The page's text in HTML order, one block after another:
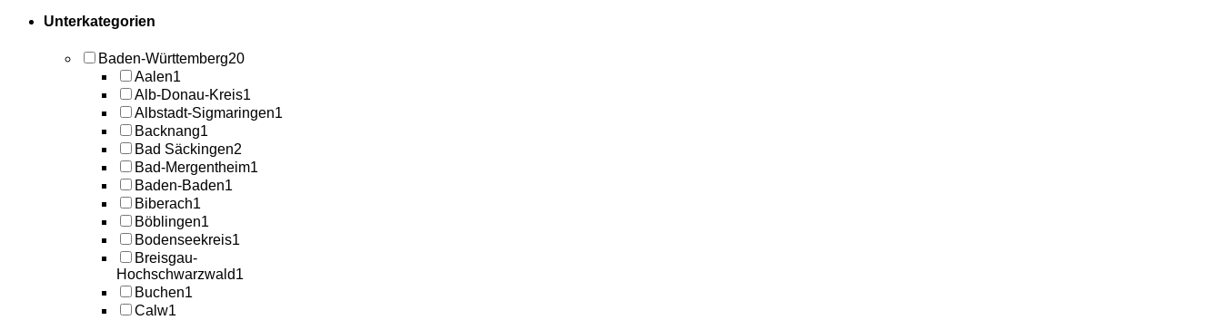
Unterkategorien
Baden-Württemberg20
Aalen1
Alb-Donau-Kreis1
Albstadt-Sigmaringen1
Backnang1
Bad Säckingen2
Bad-Mergentheim1
Baden-Baden1
Biberach1
Böblingen1
Bodenseekreis1
Breisgau-
Hochschwarzwald1
Buchen1
Calw1